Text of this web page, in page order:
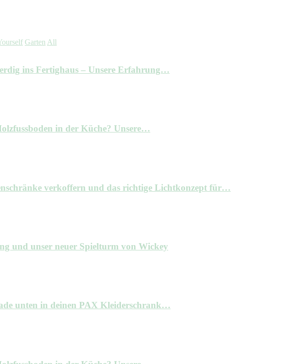
Garten All
ins Fertighaus – Unsere Erfahrung…
in der Küche? Unsere…
verkoffern und das richtige Lichtkonzept für…
und unser neuer Spielturm von Wickey
unten in deinen PAX Kleiderschrank…